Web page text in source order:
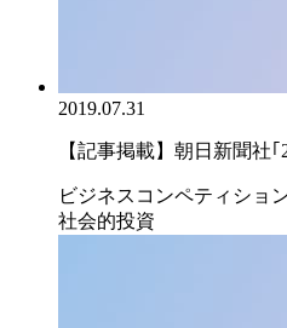
2019.07.31
【記事掲載】朝日新聞社
ビジネスコンペティショ
社会的投資